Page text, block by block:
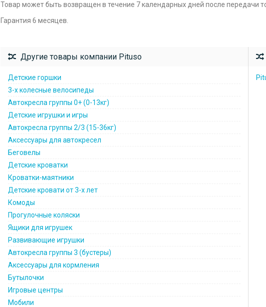
Товар может быть возвращен в течение 7 календарных дней после передачи
Гарантия 6 месяцев.
Другие товары компании Pituso
Детские горшки
3-х колесные велосипеды
Автокресла группы 0+ (0-13кг)
Детские игрушки и игры
Автокресла группы 2/3 (15-36кг)
Аксессуары для автокресел
Беговелы
Детские кроватки
Кроватки-маятники
Детские кровати от 3-х лет
Комоды
Прогулочные коляски
Ящики для игрушек
Развивающие игрушки
Автокресла группы 3 (бустеры)
Аксессуары для кормления
Бутылочки
Игровые центры
Мобили